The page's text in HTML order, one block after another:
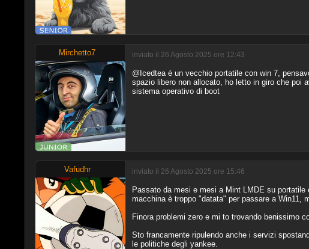
Mirchetto7 inviato il 26 Agosto 2025 ore 12:43
@Icedtea è un vecchio portatile con win 7,
spazio libero non allocato, ho letto in giro che poi
sistema operativo di boot
Vafudhr inviato il 26 Agosto 2025 ore 15:46
Passato da mesi e mesi a Mint LMDE su
macchina è troppo "datata" per passare a Win11,
Finora problemi zero e mi to trovando benissimo
Sto francamente ripulendo anche i servizi
le politiche degli yankee.